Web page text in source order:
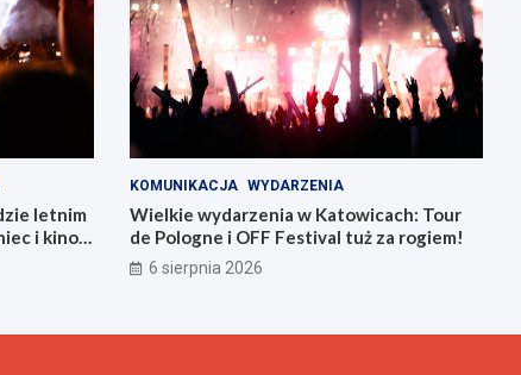
letnim
i kino
KOMUNIKACJA WYDARZENIA
Wielkie wydarzenia w Katowicach: Tour
de Pologne i OFF Festival tuż za rogiem!
6 sierpnia 2026